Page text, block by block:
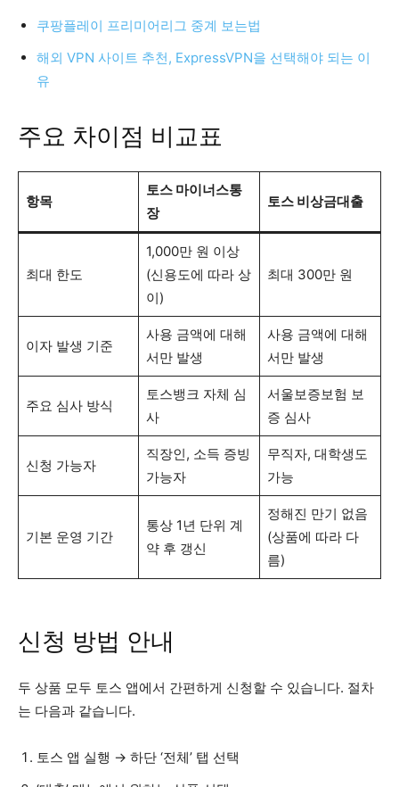
쿠팡플레이 프리미어리그 중계 보는법
해외 VPN 사이트 추천, ExpressVPN을 선택해야 되는 이
유
주요 차이점 비교표
항목
토스 마이너스통
장
토스 비상금대출
최대 한도
1,000만 원 이상
(신용도에 따라 상
이)
최대 300만 원
이자 발생 기준
사용 금액에 대해
서만 발생
사용 금액에 대해
서만 발생
주요 심사 방식
토스뱅크 자체 심
사
서울보증보험 보
증 심사
신청 가능자
직장인, 소득 증빙
가능자
무직자, 대학생도
가능
기본 운영 기간
통상 1년 단위 계
약 후 갱신
정해진 만기 없음
(상품에 따라 다
름)
신청 방법 안내
두 상품 모두 토스 앱에서 간편하게 신청할 수 있습니다. 절차
는 다음과 같습니다.
토스 앱 실행 → 하단 ‘전체’ 탭 선택